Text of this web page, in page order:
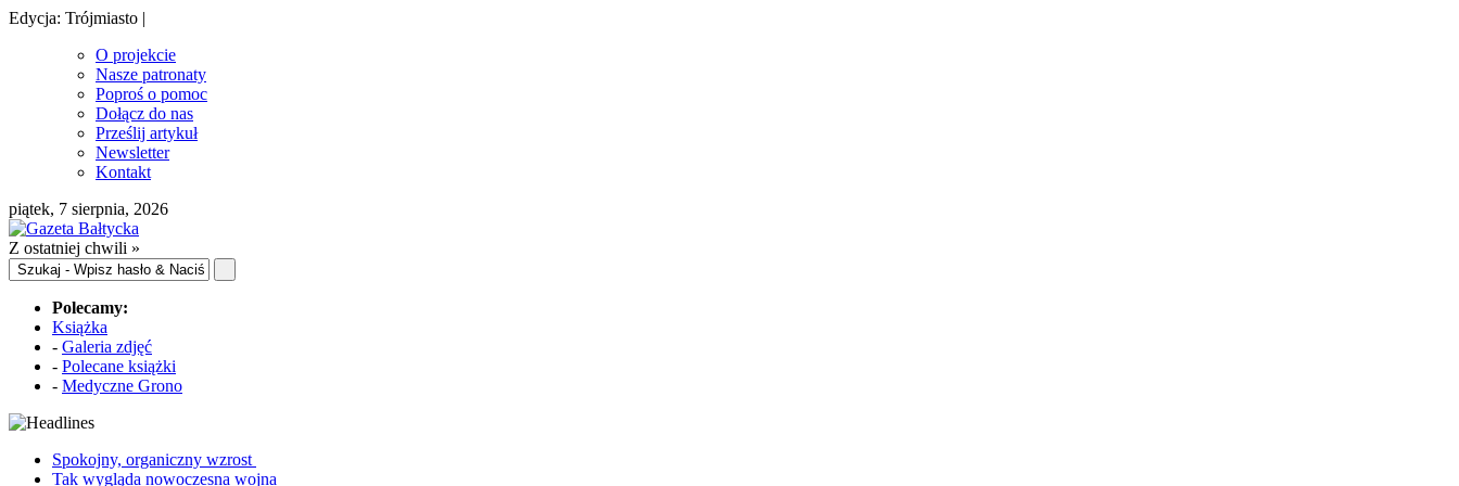
Edycja: Trójmiasto |
O projekcie
Nasze patronaty
Poproś o pomoc
Dołącz do nas
Prześlij artykuł
Newsletter
Kontakt
piątek, 7 sierpnia, 2026
Z ostatniej chwili »
Polecamy:
Książka
- Galeria zdjęć
- Polecane książki
- Medyczne Grono
Spokojny, organiczny wzrost
Tak wygląda nowoczesna wojna